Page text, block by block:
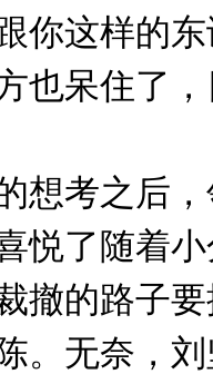
你这样的
也呆住了
想考之后
悦了随着
撤的路子
。无奈，